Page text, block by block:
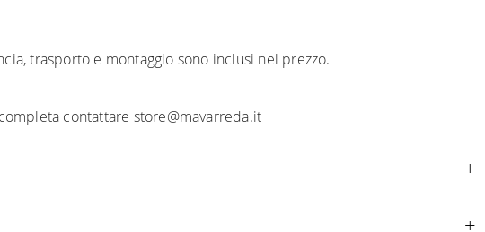
trasporto e montaggio sono inclusi nel prezzo.
contattare store@mavarreda.it